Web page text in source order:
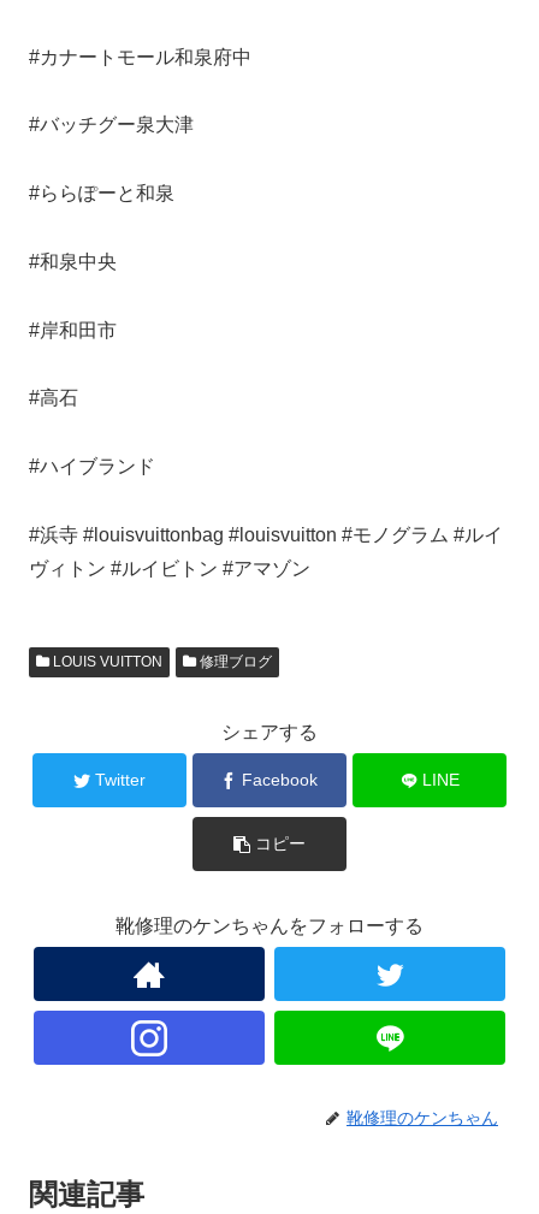
#カナートモール和泉府中
#バッチグー泉大津
#ららぽーと和泉
#和泉中央
#岸和田市
#高石
#ハイブランド
#浜寺 #louisvuittonbag #louisvuitton #モノグラム #ルイ
ヴィトン #ルイビトン #アマゾン
LOUIS VUITTON 修理ブログ
シェアする
Twitter Facebook LINE
コピー
靴修理のケンちゃんをフォローする
靴修理のケンちゃん
関連記事